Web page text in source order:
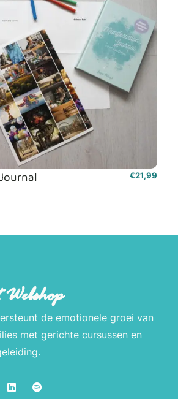
€21,99
de emotionele groei van
met gerichte cursussen en